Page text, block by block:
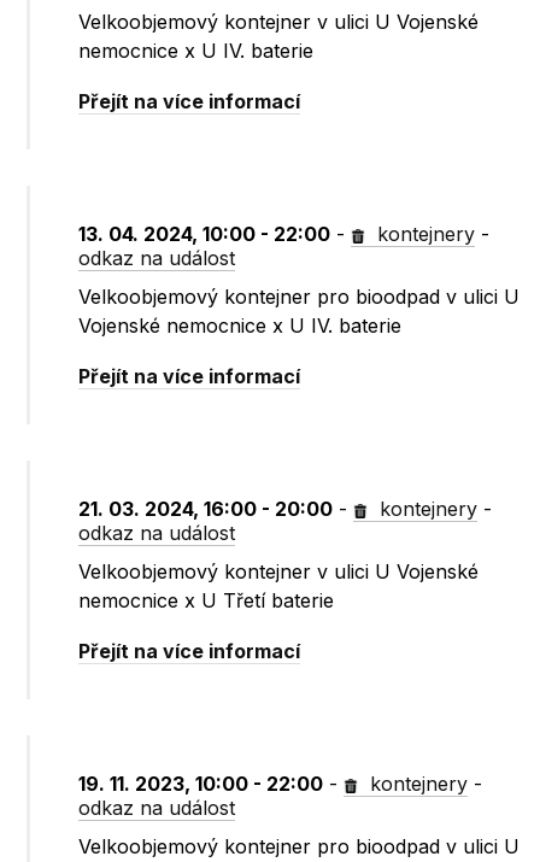
Velkoobjemový kontejner v ulici U Vojenské
nemocnice x U IV. baterie
Přejít na více informací
13. 04. 2024, 10:00 - 22:00 - kontejnery -
odkaz na událost
Velkoobjemový kontejner pro bioodpad v ulici U
Vojenské nemocnice x U IV. baterie
Přejít na více informací
21. 03. 2024, 16:00 - 20:00 - kontejnery -
odkaz na událost
Velkoobjemový kontejner v ulici U Vojenské
nemocnice x U Třetí baterie
Přejít na více informací
19. 11. 2023, 10:00 - 22:00 - kontejnery -
odkaz na událost
Velkoobjemový kontejner pro bioodpad v ulici U